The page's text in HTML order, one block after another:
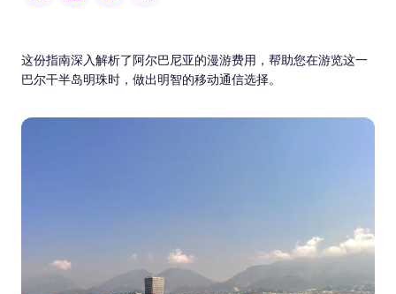
这份指南深入解析了阿尔巴尼亚的漫游费用，帮助您在游览这一
巴尔干半岛明珠时，做出明智的移动通信选择。